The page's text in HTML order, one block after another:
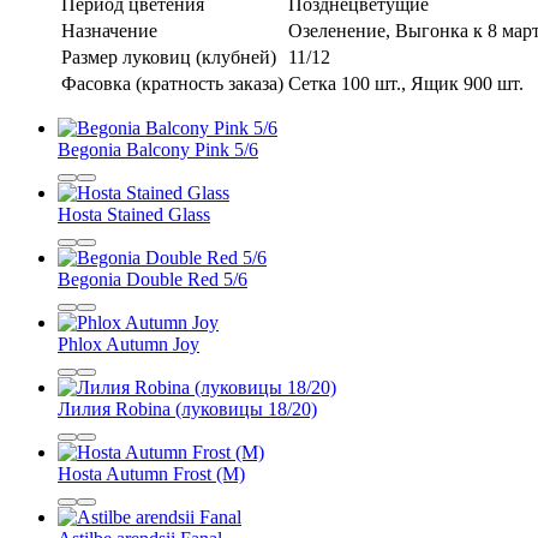
Назначение
Озеленение, Выгонка к 8
Размер луковиц (клубней)
11/12
Фасовка (кратность заказа) Сетка 100 шт., Ящик 900 шт.
Begonia Balcony Pink 5/6
Hosta Stained Glass
Begonia Double Red 5/6
Phlox Autumn Joy
Лилия Robina (луковицы 18/20)
Hosta Autumn Frost (M)